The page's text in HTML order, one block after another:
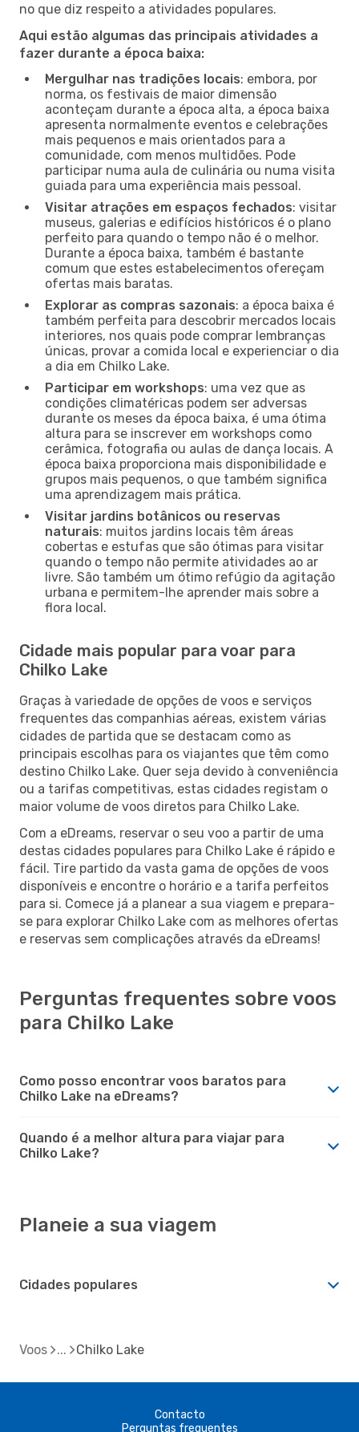
no que diz respeito a atividades populares.
Aqui estão algumas das principais atividades a
fazer durante a época baixa:
Mergulhar nas tradições locais: embora, por
norma, os festivais de maior dimensão
aconteçam durante a época alta, a época baixa
apresenta normalmente eventos e celebrações
mais pequenos e mais orientados para a
comunidade, com menos multidões. Pode
participar numa aula de culinária ou numa visita
guiada para uma experiência mais pessoal.
Visitar atrações em espaços fechados: visitar
museus, galerias e edifícios históricos é o plano
perfeito para quando o tempo não é o melhor.
Durante a época baixa, também é bastante
comum que estes estabelecimentos ofereçam
ofertas mais baratas.
Explorar as compras sazonais: a época baixa é
também perfeita para descobrir mercados locais
interiores, nos quais pode comprar lembranças
únicas, provar a comida local e experienciar o dia
a dia em Chilko Lake.
Participar em workshops: uma vez que as
condições climatéricas podem ser adversas
durante os meses da época baixa, é uma ótima
altura para se inscrever em workshops como
cerâmica, fotografia ou aulas de dança locais. A
época baixa proporciona mais disponibilidade e
grupos mais pequenos, o que também significa
uma aprendizagem mais prática.
Visitar jardins botânicos ou reservas
naturais: muitos jardins locais têm áreas
cobertas e estufas que são ótimas para visitar
quando o tempo não permite atividades ao ar
livre. São também um ótimo refúgio da agitação
urbana e permitem-lhe aprender mais sobre a
flora local.
Cidade mais popular para voar para
Chilko Lake
Graças à variedade de opções de voos e serviços
frequentes das companhias aéreas, existem várias
cidades de partida que se destacam como as
principais escolhas para os viajantes que têm como
destino Chilko Lake. Quer seja devido à conveniência
ou a tarifas competitivas, estas cidades registam o
maior volume de voos diretos para Chilko Lake.
Com a eDreams, reservar o seu voo a partir de uma
destas cidades populares para Chilko Lake é rápido e
fácil. Tire partido da vasta gama de opções de voos
disponíveis e encontre o horário e a tarifa perfeitos
para si. Comece já a planear a sua viagem e prepara-
se para explorar Chilko Lake com as melhores ofertas
e reservas sem complicações através da eDreams!
Perguntas frequentes sobre voos
para Chilko Lake
Como posso encontrar voos baratos para
Chilko Lake na eDreams?
Quando é a melhor altura para viajar para
Chilko Lake?
Planeie a sua viagem
Cidades populares
Voos Chilko Lake
Contacto
Perguntas frequentes